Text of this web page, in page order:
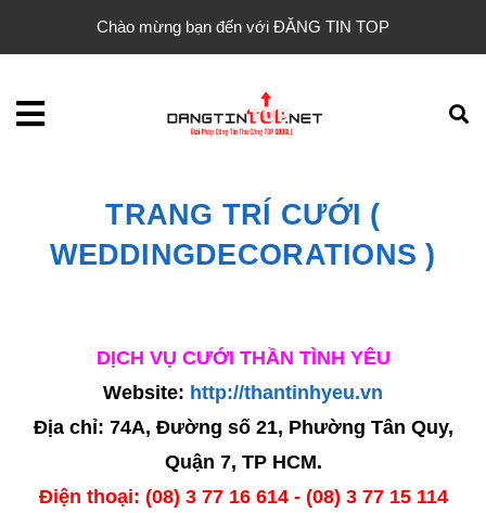
Chào mừng bạn đến với ĐĂNG TIN TOP
TRANG TRÍ CƯỚI (
WEDDINGDECORATIONS )
DỊCH VỤ CƯỚI THẦN TÌNH YÊU
Website: http://thantinhyeu.vn
Địa chỉ: 74A, Đường số 21, Phường Tân Quy,
Quận 7, TP HCM.
Điện thoại: (08) 3 77 16 614 - (08) 3 77 15 114